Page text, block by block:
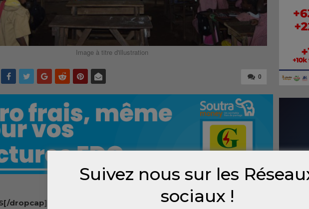
Image à titre d'illustration
0
dropcap]elon le
Suivez nous sur les
sociaux !